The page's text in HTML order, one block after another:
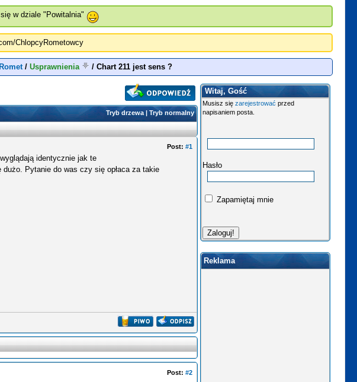
w dziale "Powitalnia"
ChlopcyRometowcy
/ Usprawnienia / Chart 211 jest sens ?
Tryb drzewa|Tryb normalny
Post:#1
identycznie jak te
dużo. Pytanie do was czy się opłaca za takie
Post:#2
Witaj, Gość
Musisz sięzarejestrować przed
napisaniem posta.
Hasło
Zapamiętaj mnie
Reklama